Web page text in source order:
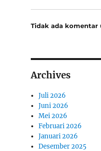
Tidak ada
Archives
Juli 2026
Juni 2026
Mei 2026
Februari 2026
Januari 2026
Desember 2025